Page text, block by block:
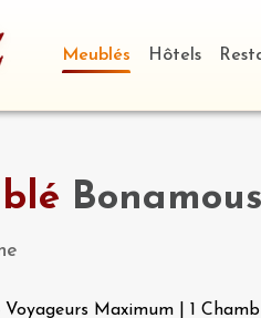
Meublés Hôtels
Voyageurs Maximum 1